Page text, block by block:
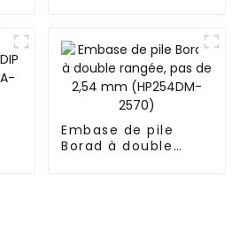
Embase de pile
Borad à double